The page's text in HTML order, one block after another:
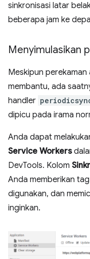
sinkronisasi latar
beberapa jam ke
Menyimulasikan
Meskipun
membantu, ada
handler
dipicu pada irama
Anda dapat
Service Workers
DevTools. Kolom
Anda memberikan
digunakan, dan
inginkan.